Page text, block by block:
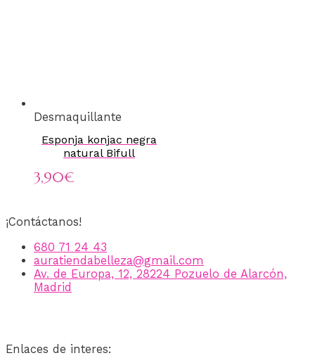
Desmaquillante
Esponja konjac negra
natural Bifull
3,90€
¡Contáctanos!
680 71 24 43
auratiendabelleza@gmail.com
Av. de Europa, 12, 28224 Pozuelo de Alarcón,
Madrid
Enlaces de interes: